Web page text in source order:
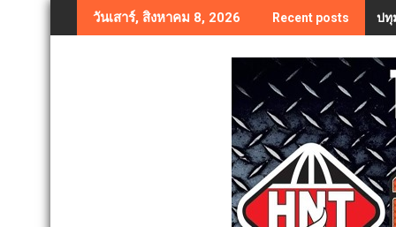
to
วันเสาร์, สิงหาคม 8, 2026 Recent posts ปทุ